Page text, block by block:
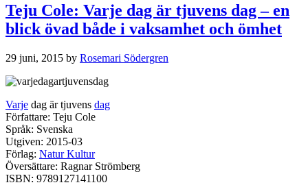
Teju Cole: Varje dag är tjuvens dag – en
blick övad både i vaksamhet och ömhet
29 juni, 2015 by Rosemari Södergren
Varje dag är tjuvens dag
Författare: Teju Cole
Språk: Svenska
Utgiven: 2015-03
Förlag: Natur Kultur
Översättare: Ragnar Strömberg
ISBN: 9789127141100